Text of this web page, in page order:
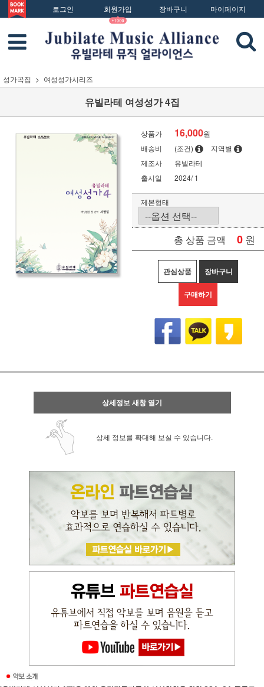
로그인 회원가입 장바구니 마이페이지
성가곡집 여성성가시리즈
유빌라테 여성성가 4집
상품가 16,000원
배송비
(조건)
지역별
제조사
유빌라테
출시일
2024/ 1
제본형태
총 상품 금액 0 원
관심상품 장바구니
구매하기
상세정보 새창 열기
상세 정보를 확대해 보실 수 있습니다.